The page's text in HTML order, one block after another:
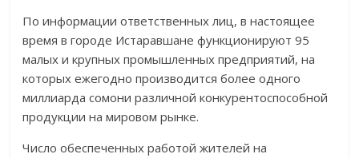
По информации ответственных лиц, в настоящее
время в городе Истаравшане функционируют 95
малых и крупных промышленных предприятий, на
которых ежегодно производится более одного
миллиарда сомони различной конкурентоспособной
продукции на мировом рынке.
Число обеспеченных работой жителей на